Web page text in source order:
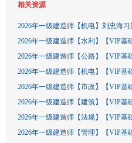
相关资源
2026年一级建造师【机电】刘忠海习
2026年一级建造师【水利】【VIP基
2026年一级建造师【公路】【VIP基
2026年一级建造师【机电】【VIP基
2026年一级建造师【市政】【VIP基
2026年一级建造师【建筑】【VIP基
2026年一级建造师【法规】【VIP基
2026年一级建造师【管理】【VIP基